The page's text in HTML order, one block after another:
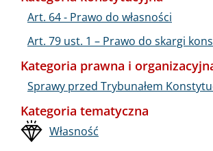
Art. 64 - Prawo do własności
Art. 79 ust. 1 – Prawo do skargi
Kategoria prawna i
Sprawy przed Trybunałem
Kategoria tematyczna
Własność